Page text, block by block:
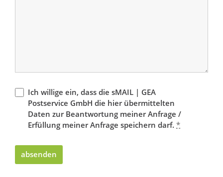
Ich willige ein, dass die sMAIL | GEA
Postservice GmbH die hier übermittelten
Daten zur Beantwortung meiner Anfrage /
Erfüllung meiner Anfrage speichern darf. *
absenden